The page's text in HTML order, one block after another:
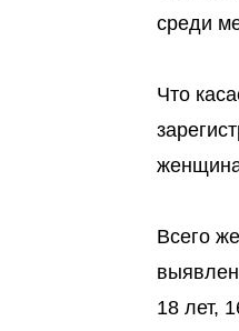
среди
Что
Всего
18 лет,